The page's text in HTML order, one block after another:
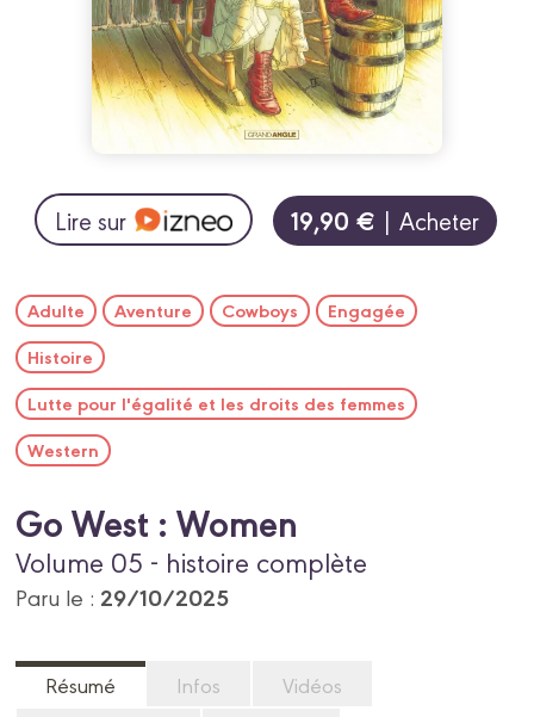
Lire sur 19,90 € | Acheter
Adulte Aventure Cowboys
Engagée
Histoire
Lutte pour l'égalité et les droits des femmes
Western
Go West : Women
Volume 05 - histoire complète
Paru le : 29/10/2025
Résumé Infos
Vidéos